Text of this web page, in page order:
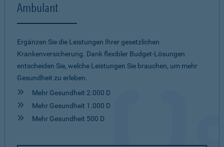
Ambulant
Ergänzen Sie die Leistungen Ihrer gesetzlichen
Krankenversicherung. Dank flexibler Budget-Lösungen
entscheiden Sie, welche Leistungen Sie brauchen, um mehr
Gesundheit zu erleben.
Mehr Gesundheit 2.000 D
Mehr Gesundheit 1.000 D
Mehr Gesundheit 500 D